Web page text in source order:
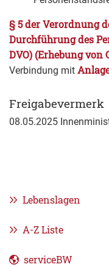
§ 5 der Verordnung
Durchführung des
DVO) (Erhebung von
Verbindung mit
Freigabevermerk
08.05.2025
Lebenslagen
A-Z Liste
serviceBW